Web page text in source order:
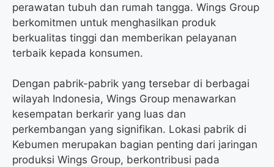
perawatan tubuh dan rumah tangga. Wings Group
berkomitmen untuk menghasilkan produk
berkualitas tinggi dan memberikan pelayanan
terbaik kepada konsumen.
Dengan pabrik-pabrik yang tersebar di berbagai
wilayah Indonesia, Wings Group menawarkan
kesempatan berkarir yang luas dan
perkembangan yang signifikan. Lokasi pabrik di
Kebumen merupakan bagian penting dari jaringan
produksi Wings Group, berkontribusi pada